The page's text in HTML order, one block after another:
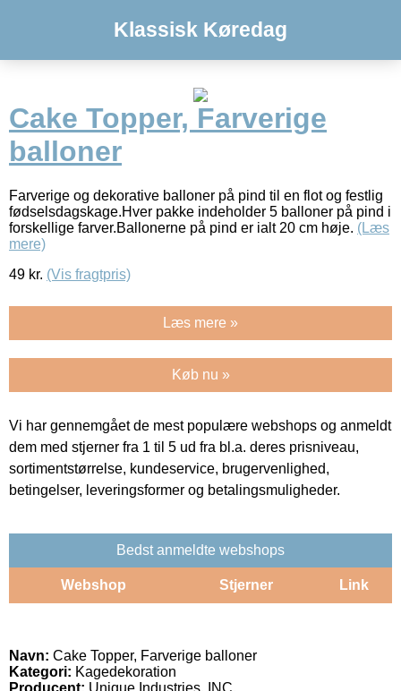
Klassisk Køredag
Cake Topper, Farverige
balloner
Farverige og dekorative balloner på pind til en flot og festlig
fødselsdagskage.Hver pakke indeholder 5 balloner på pind i
forskellige farver.Ballonerne på pind er ialt 20 cm høje. (Læs
mere)
49 kr. (Vis fragtpris)
Læs mere »
Køb nu »
Vi har gennemgået de mest populære webshops og anmeldt
dem med stjerner fra 1 til 5 ud fra bl.a. deres prisniveau,
sortimentstørrelse, kundeservice, brugervenlighed,
betingelser, leveringsformer og betalingsmuligheder.
Bedst anmeldte webshops
Webshop Stjerner Link
Navn: Cake Topper, Farverige balloner
Kategori: Kagedekoration
Producent: Unique Industries, INC.